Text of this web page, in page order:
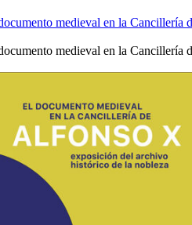
medieval en la Cancillería
medieval en la Cancillería